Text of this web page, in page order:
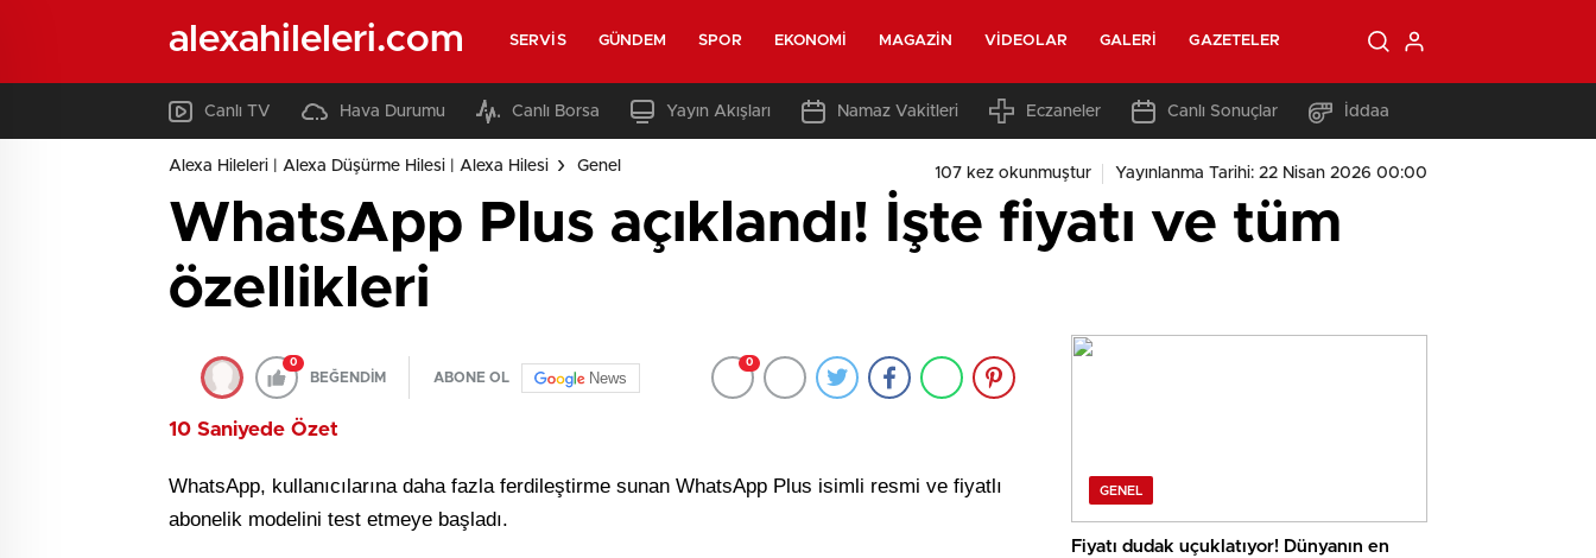
alexahileleri.com SERVIS GÜNDEM SPOR EKONOMI MAGAZIN VIDEOLAR GALERI GAZETELER
Canlı TV Hava Durumu Canlı Borsa Yayın Akışları Namaz Vakitleri Eczaneler Canlı Sonuçlar İddaa
Alexa Hileleri | Alexa Düşürme Hilesi | Alexa Hilesi Genel 107 kez okunmuştur Yayınlanma Tarihi: 22 Nisan 2026 00:00
WhatsApp Plus açıklandı! İşte fiyatı ve tüm
özellikleri
0
BEĞENDİM ABONE OL News
0
10 Saniyede Özet
WhatsApp, kullanıcılarına daha fazla ferdileştirme sunan WhatsApp Plus isimli resmi ve fiyatlı
abonelik modelini test etmeye başladı.
GENEL
Fiyatı dudak uçuklatıyor! Dünyanın en